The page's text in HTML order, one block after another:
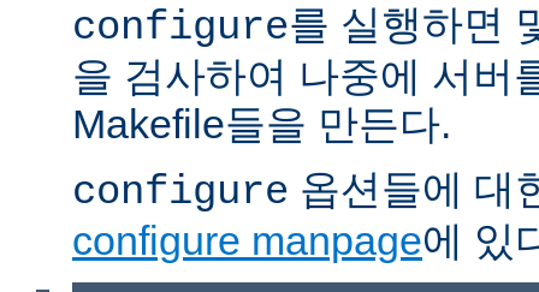
configure를 실행하면
을 검사하여 나중에 서버
Makefile들을 만든다.
configure 옵션들에 대
configure manpage에 있